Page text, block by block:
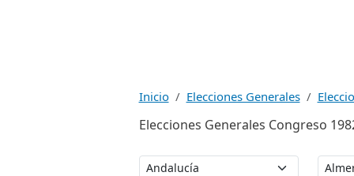
Inicio Elecciones Generales
Elecciones Generales Congreso